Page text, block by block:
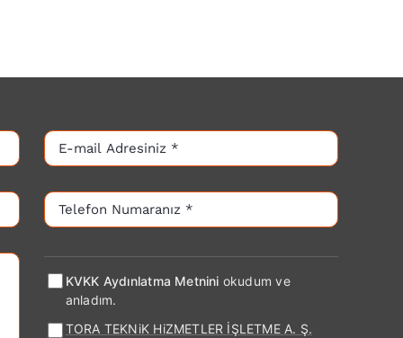
KVKK Aydınlatma Metnini okudum ve
anladım.
TORA TEKNiK HiZMETLER İŞLETME A. Ş.